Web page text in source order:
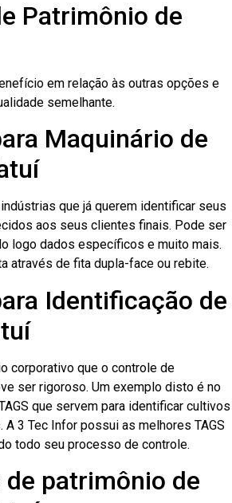
Patrimônio de
em relação às outras opções e
semelhante.
Maquinário de
que já querem identificar seus
aos seus clientes finais. Pode ser
logo dados específicos e muito mais.
através de fita dupla-face ou rebite.
Identificação de
corporativo que o controle de
ser rigoroso. Um exemplo disto é no
que servem para identificar cultivos
3 Tec Infor possui as melhores TAGS
todo seu processo de controle.
de patrimônio de